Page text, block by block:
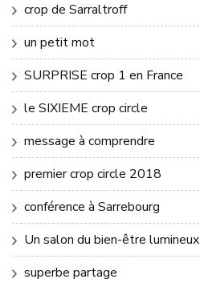
crop de Sarraltroff
un petit mot
SURPRISE crop 1 en France
le SIXIEME crop circle
message à comprendre
premier crop circle 2018
conférence à Sarrebourg
Un salon du bien-être lumineux
superbe partage